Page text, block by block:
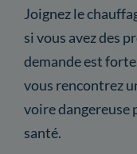
Joignez le
si vous avez des
demande est
vous rencontrez
voire dangereuse
santé.